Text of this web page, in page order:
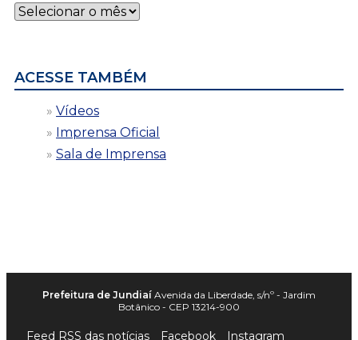
Notícias
por
ACESSE TAMBÉM
Vídeos
Imprensa Oficial
Sala de Imprensa
Prefeitura de Jundiaí Avenida da Liberdade, s/nº - Jardim
Botânico - CEP 13214-900
Feed RSS das notícias Facebook
Instagram